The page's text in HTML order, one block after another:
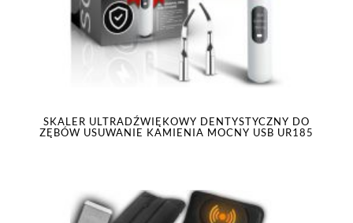
SKALER ULTRADŹWIĘKOWY DENTYSTYCZNY DO
ZĘBÓW USUWANIE KAMIENIA MOCNY USB UR185